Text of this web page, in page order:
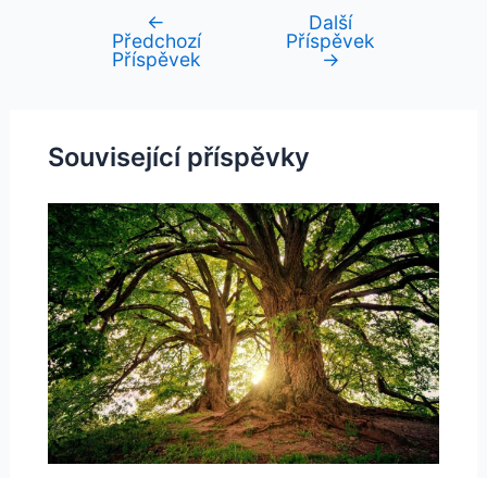
←
Předchozí
Příspěvek
Další
Příspěvek
→
Související příspěvky